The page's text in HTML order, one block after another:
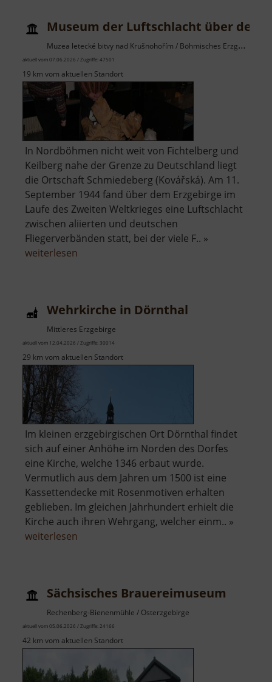
Museum der Luftschlacht über dem
Muzea letecké bitvy nad Krušnohořím / Böhmisches Erzgebirge
aktuell vom 07.06.2026 / Zugriffe: 47501
19 km vom aktuellen Standort
In Nordböhmen nicht weit von Fichtelberg und
Keilberg nahe der Grenze zu Deutschland liegt
die Ortschaft Schmiedeberg (Kovářská). Am 11.
September 1944 fand über dem Erzgebirge im
Laufe des Zweiten Weltkrieges eine Luftschlacht
zwischen aliierten und deutschen
Fliegerverbänden statt, bei der viele F.. »
weiterlesen
über
dem
Erzgebirge
Wehrkirche in Dörnthal
Mittleres Erzgebirge
aktuell vom 12.04.2026 / Zugriffe: 30014
29 km vom aktuellen Standort
Im kleinen erzgebirgischen Ort Dörnthal findet
sich auf einer Anhöhe im Norden des Dorfes
eine Kirche, welche 1346 erbaut wurde.
Vermutlich aus dem Jahren um 1500 ist eine
Kassettendecke mit Rosenmotiven erhalten
geblieben. Im gleichen Jahrhundert erhielt die
Kirche auch ihren Wehrgang, welcher einm.. »
weiterlesen
Sächsisches Brauereimuseum
Rechenberg-Bienenmühle / Osterzgebirge
aktuell vom 05.06.2026 / Zugriffe: 24166
42 km vom aktuellen Standort